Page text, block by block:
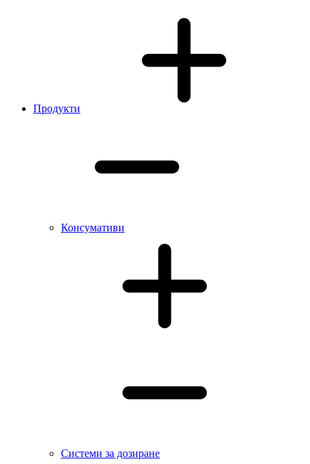
Продукти
Консумативи
Системи за дозиране